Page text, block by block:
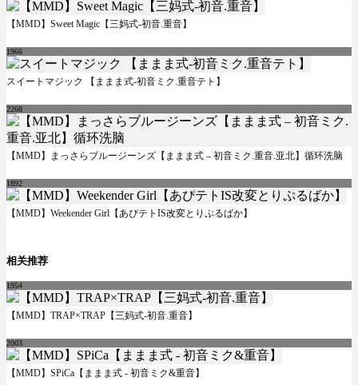
【MMD】Sweet Magic【三妈式-初音.重音】
1966
スイートマジック 【ままま式-初音ミク.重音テト】
2268
【MMD】まっさらブルージーンズ【ままま式 – 初音ミク.重音.亚北】循环洗脑
1892
【MMD】Weekender Girl【あぴテトIS改変とりぷるばか】
相关推荐
1954
【MMD】TRAP×TRAP【三妈式-初音.重音】
2003
【MMD】SPiCa【ままま式 - 初音ミク&重音】